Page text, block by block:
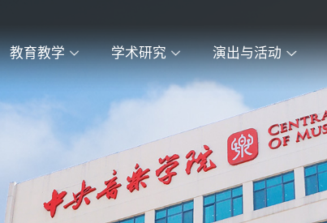
教育教学 学术研究 演出与活动